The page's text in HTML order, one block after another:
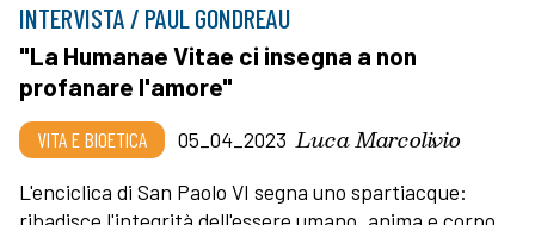
INTERVISTA / PAUL GONDREAU
"La Humanae Vitae ci insegna a non
profanare l'amore"
VITA E BIOETICA 05_04_2023 Luca Marcolivio
L'enciclica di San Paolo VI segna uno spartiacque:
ribadisce l'integrità dell'essere umano, anima e corpo,